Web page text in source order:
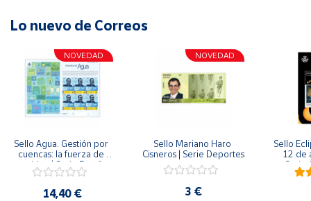
Lo nuevo de Correos
NOVEDAD
Sello Agua. Gestión por
cuencas: la fuerza de
una idea.| Serie España
ES| Pliego Premium
14,40 €
NOVEDAD
Sello Mariano Haro
Cisneros | Serie Deportes
3 €
Sello
12 de
Serie